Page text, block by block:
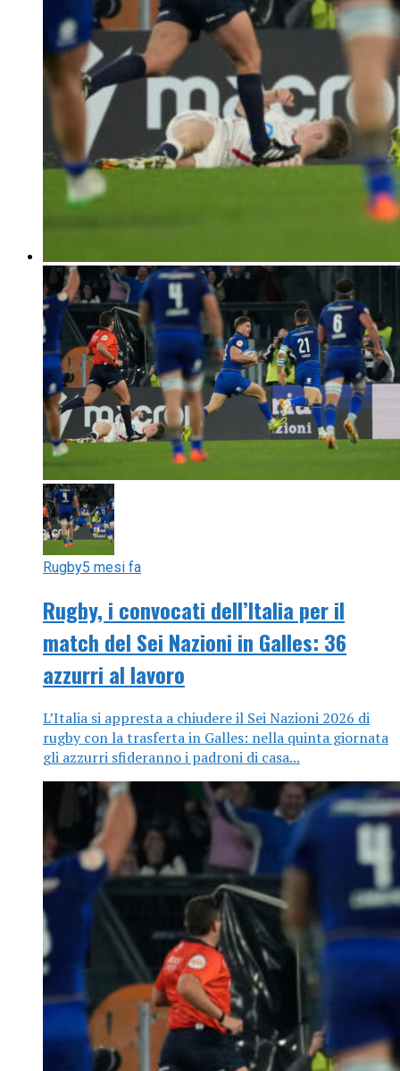
Rugby5 mesi fa
Rugby, i convocati dell’Italia per il
match del Sei Nazioni in Galles: 36
azzurri al lavoro
L’Italia si appresta a chiudere il Sei Nazioni 2026 di
rugby con la trasferta in Galles: nella quinta giornata
gli azzurri sfideranno i padroni di casa...